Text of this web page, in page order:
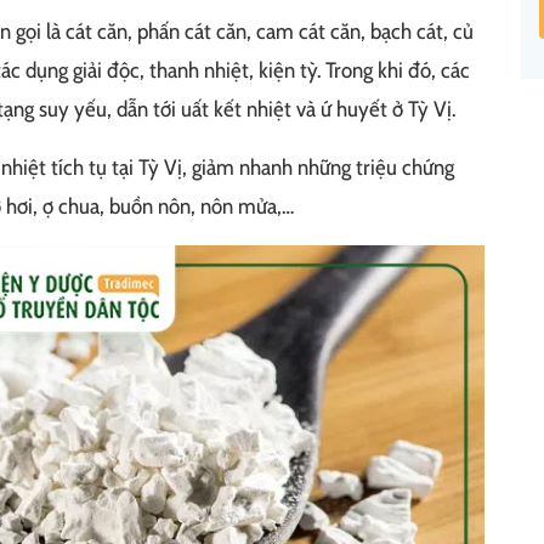
gọi là cát căn, phấn cát căn, cam cát căn, bạch cát, củ
dụng giải độc, thanh nhiệt, kiện tỳ. Trong khi đó, các
suy yếu, dẫn tới uất kết nhiệt và ứ huyết ở Tỳ Vị.
tích tụ tại Tỳ Vị, giảm nhanh những triệu chứng
ợ chua, buồn nôn, nôn mửa,…